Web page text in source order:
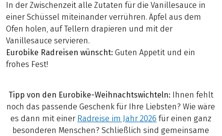
In der Zwischenzeit alle Zutaten für die Vanillesauce in
einer Schüssel miteinander verrühren. Äpfel aus dem
Ofen holen, auf Tellern drapieren und mit der
Vanillesauce servieren.
Eurobike Radreisen wünscht: Guten Appetit und ein
frohes Fest!
Tipp von den Eurobike-Weihnachtswichteln: Ihnen fehlt
noch das passende Geschenk für Ihre Liebsten? Wie wäre
es dann mit einer Radreise im Jahr 2026 für einen ganz
besonderen Menschen? Schließlich sind gemeinsame